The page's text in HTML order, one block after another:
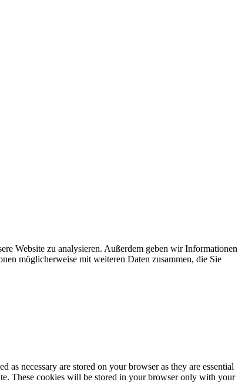
Website zu analysieren. Außerdem geben wir Informationen
möglicherweise mit weiteren Daten zusammen, die Sie
necessary are stored on your browser as they are essential
These cookies will be stored in your browser only with your